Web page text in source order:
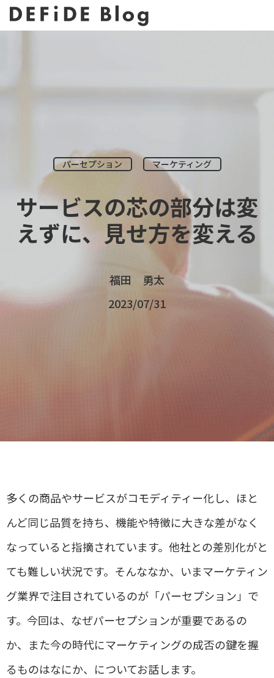
パーセプション マーケティング
サービスの芯の部分は変
えずに、見せ方を変える
福田 勇太
2023/07/31
多くの商品やサービスがコモディティー化し、ほと
んど同じ品質を持ち、機能や特徴に大きな差がなく
なっていると指摘されています。他社との差別化がと
ても難しい状況です。そんななか、いまマーケティン
グ業界で注目されているのが「パーセプション」で
す。今回は、なぜパーセプションが重要であるの
か、また今の時代にマーケティングの成否の鍵を握
るものはなにか、についてお話します。